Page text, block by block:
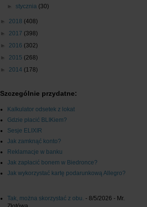
► stycznia (30)
► 2018 (408)
► 2017 (398)
► 2016 (302)
► 2015 (268)
► 2014 (178)
Szczególnie przydatne:
Kalkulator odsetek z lokat
Gdzie płacić BLIKiem?
Sesje ELIXIR
Jak zamknąć konto?
Reklamacje w banku
Jak zapłacić bonem w Biedronce?
Jak wykorzystać kartę podarunkową Allegro?
Tak, można skorzystać z obu. - 8/5/2026 - Mr.